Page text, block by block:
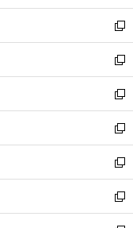
開
く
ウ
で
開
く
ン
ド
ウ
で
開
く
ウ
ィ
ン
ド
ウ
で
開
く
新
し
い
ウ
ィ
ン
ド
ウ
で
開
く
新
し
い
ウ
ィ
ン
ド
ウ
で
開
新
し
い
ウ
ィ
ン
ド
ウ
新
し
い
ウ
ィ
ン
新
し
い
ウ
新
し